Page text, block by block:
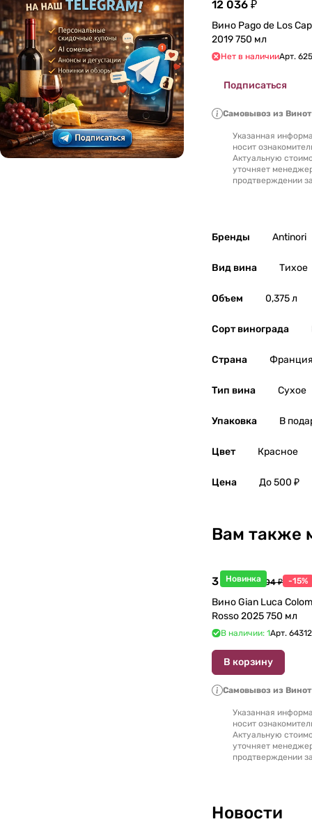
Литва 0
Люксембург 0
Македония 0
Марокко 0
Молдавия 0
12 036 ₽
Вино Pago de Los
2019 750 мл
Нет в наличииАрт.
Подписаться
Самовывоз из
Указанная
носит
Актуальную
уточняет
продтверждении
Бренды Antinori
Вид вина Тихое
Объем 0,375 л
Сорт винограда
Страна Франция
Тип вина Сухое
Упаковка В
Цвет Красное
Цена До 500 ₽
Вам также
Новинка
3 998 ₽4 704 ₽ -15%
Вино Gian Luca
Rosso 2025 750 мл
В наличии: 1Арт.
В корзину
Самовывоз из
Указанная
носит
Актуальную
уточняет
продтверждении
Новости